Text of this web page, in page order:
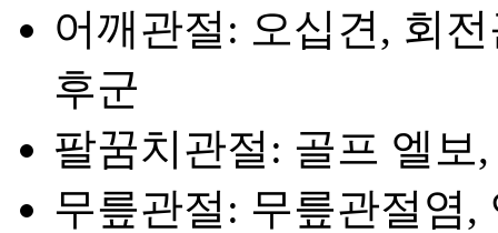
어깨관절: 오십견, 회
후군
팔꿈치관절: 골프 엘보
무릎관절: 무릎관절염,